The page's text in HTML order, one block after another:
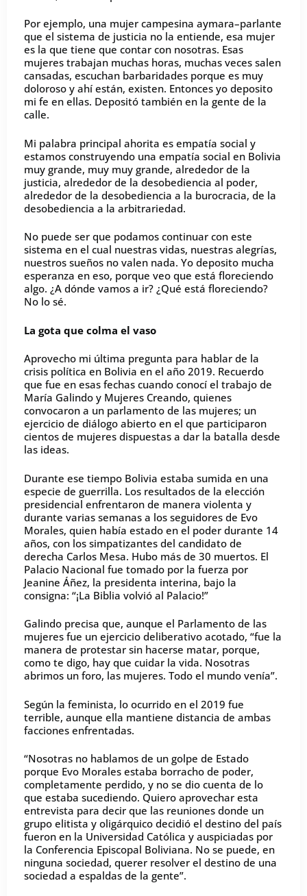
Por ejemplo, una mujer campesina aymara–parlante
que el sistema de justicia no la entiende, esa mujer
es la que tiene que contar con nosotras. Esas
mujeres trabajan muchas horas, muchas veces salen
cansadas, escuchan barbaridades porque es muy
doloroso y ahí están, existen. Entonces yo deposito
mi fe en ellas. Depositó también en la gente de la
calle.
Mi palabra principal ahorita es empatía social y
estamos construyendo una empatía social en Bolivia
muy grande, muy muy grande, alrededor de la
justicia, alrededor de la desobediencia al poder,
alrededor de la desobediencia a la burocracia, de la
desobediencia a la arbitrariedad.
No puede ser que podamos continuar con este
sistema en el cual nuestras vidas, nuestras alegrías,
nuestros sueños no valen nada. Yo deposito mucha
esperanza en eso, porque veo que está floreciendo
algo. ¿A dónde vamos a ir? ¿Qué está floreciendo?
No lo sé.
La gota que colma el vaso
Aprovecho mi última pregunta para hablar de la
crisis política en Bolivia en el año 2019. Recuerdo
que fue en esas fechas cuando conocí el trabajo de
María Galindo y Mujeres Creando, quienes
convocaron a un parlamento de las mujeres; un
ejercicio de diálogo abierto en el que participaron
cientos de mujeres dispuestas a dar la batalla desde
las ideas.
Durante ese tiempo Bolivia estaba sumida en una
especie de guerrilla. Los resultados de la elección
presidencial enfrentaron de manera violenta y
durante varias semanas a los seguidores de Evo
Morales, quien había estado en el poder durante 14
años, con los simpatizantes del candidato de
derecha Carlos Mesa. Hubo más de 30 muertos. El
Palacio Nacional fue tomado por la fuerza por
Jeanine Áñez, la presidenta interina, bajo la
consigna: “¡La Biblia volvió al Palacio!”
Galindo precisa que, aunque el Parlamento de las
mujeres fue un ejercicio deliberativo acotado, “fue la
manera de protestar sin hacerse matar, porque,
como te digo, hay que cuidar la vida. Nosotras
abrimos un foro, las mujeres. Todo el mundo venía”.
Según la feminista, lo ocurrido en el 2019 fue
terrible, aunque ella mantiene distancia de ambas
facciones enfrentadas.
“Nosotras no hablamos de un golpe de Estado
porque Evo Morales estaba borracho de poder,
completamente perdido, y no se dio cuenta de lo
que estaba sucediendo. Quiero aprovechar esta
entrevista para decir que las reuniones donde un
grupo elitista y oligárquico decidió el destino del país
fueron en la Universidad Católica y auspiciadas por
la Conferencia Episcopal Boliviana. No se puede, en
ninguna sociedad, querer resolver el destino de una
sociedad a espaldas de la gente”.